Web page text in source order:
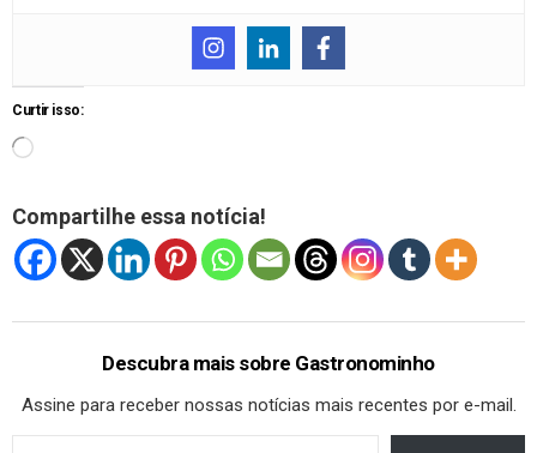
Curtir isso:
Compartilhe essa notícia!
Descubra mais sobre Gastronominho
Assine para receber nossas notícias mais recentes por e-mail.